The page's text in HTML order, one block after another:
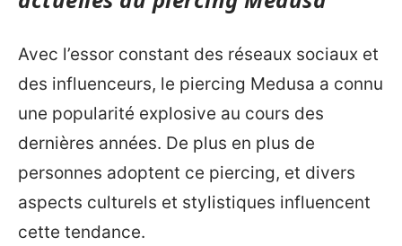
Avec l’essor constant des réseaux sociaux et
des influenceurs, le piercing Medusa a connu
une popularité explosive au cours des
dernières années. De plus en plus de
personnes adoptent ce piercing, et divers
aspects culturels et stylistiques influencent
cette tendance.